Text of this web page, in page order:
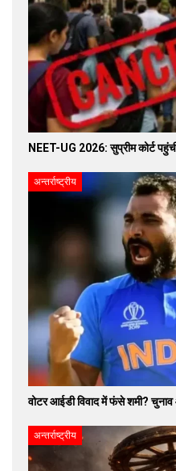
NEET-UG 2026: सुप्रीम कोर्ट
अन्तर्राष्ट्रीय
वोटर आईडी विवाद में फंसे शमी?
अन्तर्राष्ट्रीय